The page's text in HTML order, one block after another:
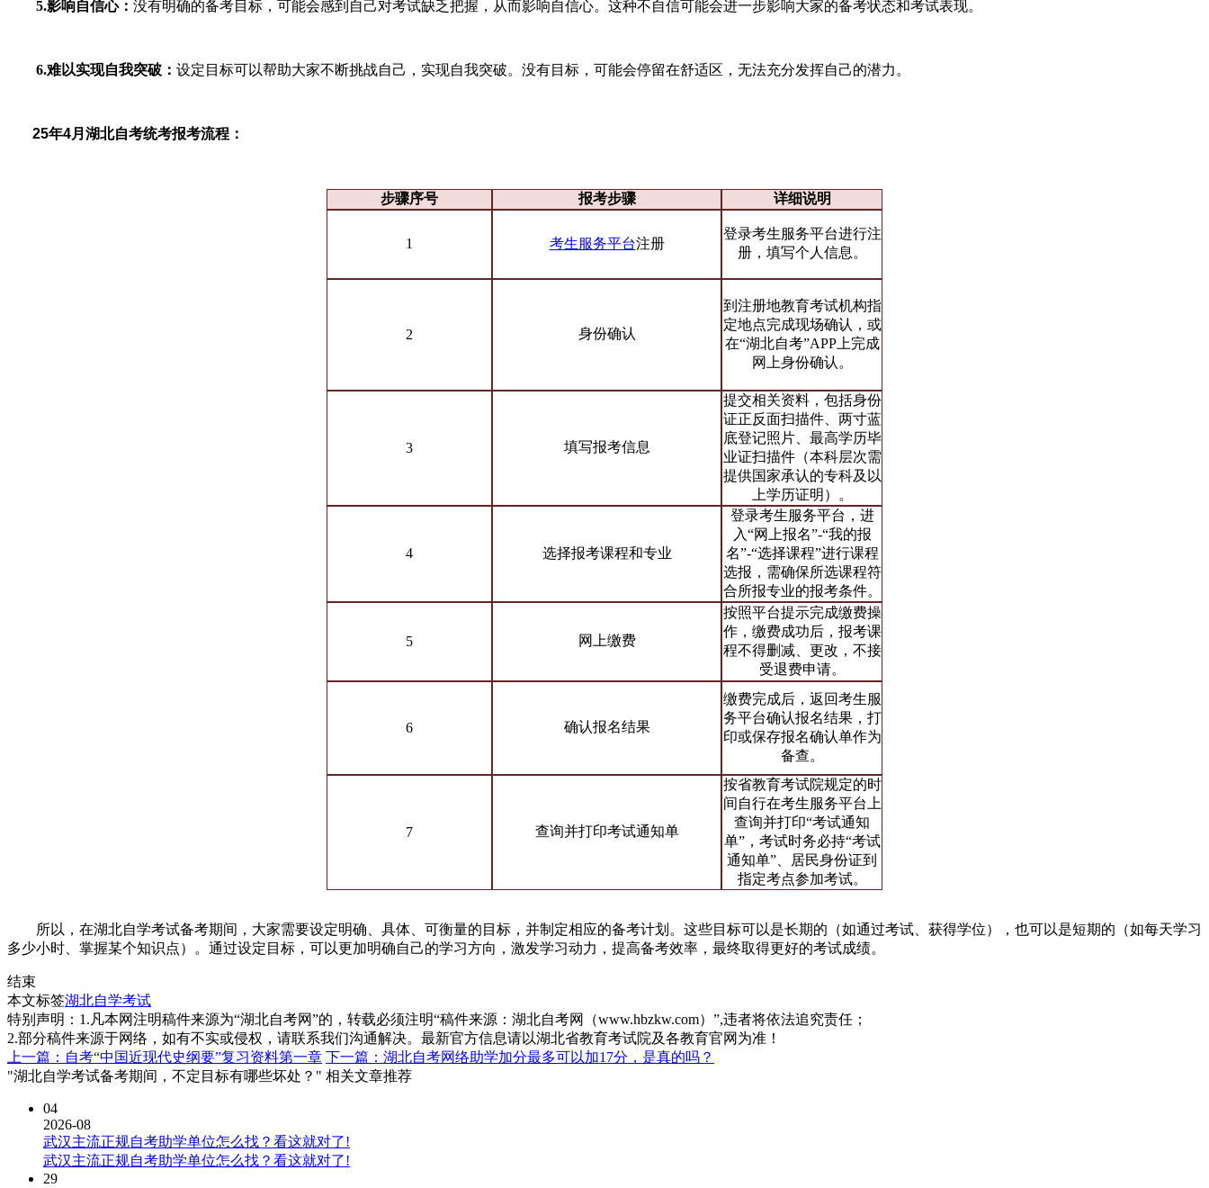
5.影响自信心： 没有明确的备考目标，可能会感到自己对考试缺乏把握，从而影响自信心。这种不自信可能会进一步影响大家的备考状态和考试表现。
6.难以实现自我突破： 设定目标可以帮助大家不断挑战自己，实现自我突破。没有目标，可能会停留在舒适区，无法充分发挥自己的潜力。
25年4月湖北自考统考报考流程：
步骤序号 报考步骤 详细说明
1 考生服务平台注册
登录考生服务平台进行注
册，填写个人信息。
2 身份确认
到注册地教育考试机构指
定地点完成现场确认，或
在“湖北自考”APP上完成
网上身份确认。
3 填写报考信息
提交相关资料，包括身份
证正反面扫描件、两寸蓝
底登记照片、最高学历毕
业证扫描件（本科层次需
提供国家承认的专科及以
上学历证明）。
4 选择报考课程和专业
登录考生服务平台，进
入“网上报名”-“我的报
名”-“选择课程”进行课程
选报，需确保所选课程符
合所报专业的报考条件。
5 网上缴费
按照平台提示完成缴费操
作，缴费成功后，报考课
程不得删减、更改，不接
受退费申请。
6 确认报名结果
缴费完成后，返回考生服
务平台确认报名结果，打
印或保存报名确认单作为
备查。
7 查询并打印考试通知单
按省教育考试院规定的时
间自行在考生服务平台上
查询并打印“考试通知
单”，考试时务必持“考试
通知单”、居民身份证到
指定考点参加考试。
所以，在湖北自学考试备考期间，大家需要设定明确、具体、可衡量的目标，并制定相应的备考计划。这些目标可以是长期的（如通过考试、获得学位），也可以是短期的（如每天学习
多少小时、掌握某个知识点）。通过设定目标，可以更加明确自己的学习方向，激发学习动力，提高备考效率，最终取得更好的考试成绩。
结束
本文标签湖北自学考试
特别声明：1.凡本网注明稿件来源为“湖北自考网”的，转载必须注明“稿件来源：湖北自考网（www.hbzkw.com）”,违者将依法追究责任；
2.部分稿件来源于网络，如有不实或侵权，请联系我们沟通解决。最新官方信息请以湖北省教育考试院及各教育官网为准！
上一篇：自考“中国近现代史纲要”复习资料第一章 下一篇：湖北自考网络助学加分最多可以加17分，是真的吗？
"湖北自学考试备考期间，不定目标有哪些坏处？" 相关文章推荐
04
2026-08
武汉主流正规自考助学单位怎么找？看这就对了!
武汉主流正规自考助学单位怎么找？看这就对了!
29